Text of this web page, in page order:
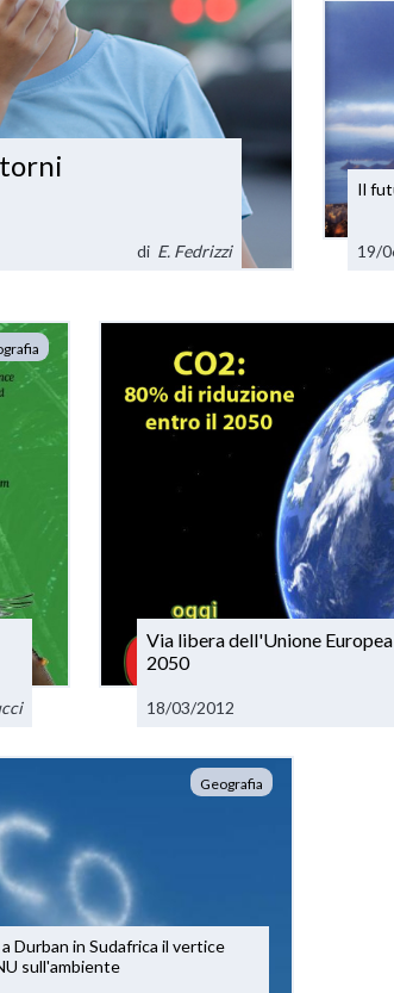
di E. Fedrizzi
Il
19/
Via libera dell'Unione
2050
18/03/2012
Geografia
Durban in Sudafrica il vertice
sull'ambiente